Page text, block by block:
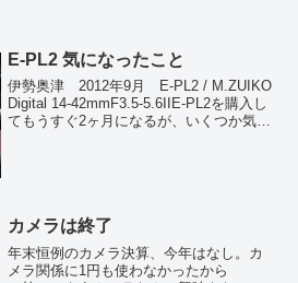
触った程度...
E-PL2 気になったこと
伊勢奥津 2012年9月 E-PL2 / M.ZUIKO
Digital 14-42mmF3.5-5.6IIE-PL2を購入し
てもうすぐ2ヶ月になるが、いくつか気に
カメラは終了
年末恒例のカメラ決算、今年はなし。カ
メラ関係に1円も使わなかったから